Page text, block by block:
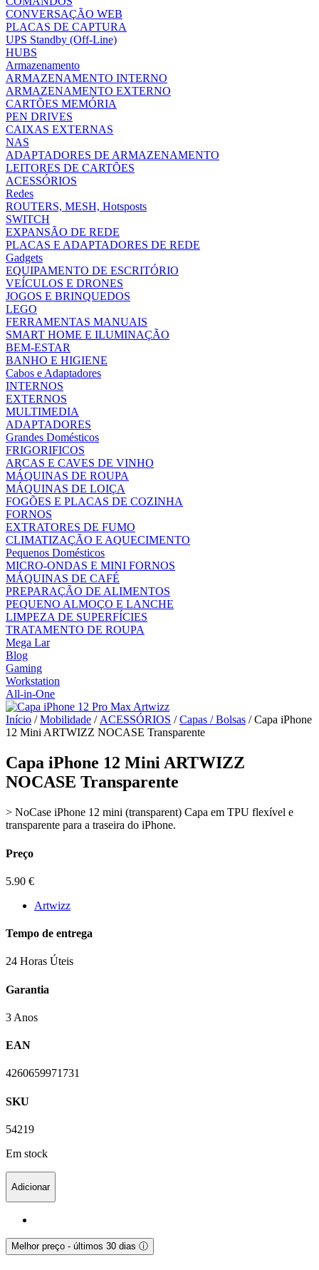
CONVERSAÇÃO WEB
PLACAS DE CAPTURA
UPS Standby (Off-Line)
HUBS
Armazenamento
ARMAZENAMENTO INTERNO
ARMAZENAMENTO EXTERNO
CARTÕES MEMÓRIA
PEN DRIVES
CAIXAS EXTERNAS
NAS
ADAPTADORES DE ARMAZENAMENTO
LEITORES DE CARTÕES
ACESSÓRIOS
Redes
ROUTERS, MESH, Hotsposts
SWITCH
EXPANSÃO DE REDE
PLACAS E ADAPTADORES DE REDE
Gadgets
EQUIPAMENTO DE ESCRITÓRIO
VEÍCULOS E DRONES
JOGOS E BRINQUEDOS
LEGO
FERRAMENTAS MANUAIS
SMART HOME E ILUMINAÇÃO
BEM-ESTAR
BANHO E HIGIENE
Cabos e Adaptadores
INTERNOS
EXTERNOS
MULTIMEDIA
ADAPTADORES
Grandes Domésticos
FRIGORIFICOS
ARCAS E CAVES DE VINHO
MÁQUINAS DE ROUPA
MÁQUINAS DE LOIÇA
FOGÕES E PLACAS DE COZINHA
FORNOS
EXTRATORES DE FUMO
CLIMATIZAÇÃO E AQUECIMENTO
Pequenos Domésticos
MICRO-ONDAS E MINI FORNOS
MÁQUINAS DE CAFÉ
PREPARAÇÃO DE ALIMENTOS
PEQUENO ALMOÇO E LANCHE
LIMPEZA DE SUPERFÍCIES
TRATAMENTO DE ROUPA
Mega Lar
Blog
Gaming
Workstation
All-in-One
Início /Mobilidade /ACESSÓRIOS /Capas / Bolsas / Capa iPhone
12 Mini ARTWIZZ NOCASE Transparente
Capa iPhone 12 Mini ARTWIZZ
NOCASE Transparente
> NoCase iPhone 12 mini (transparent) Capa em TPU flexível e
transparente para a traseira do iPhone.
Preço
5.90 €
Artwizz
Tempo de entrega
24 Horas Úteis
Garantia
3 Anos
EAN
4260659971731
SKU
54219
Em stock
Adicionar
Melhor preço - últimos 30 dias ⓘ